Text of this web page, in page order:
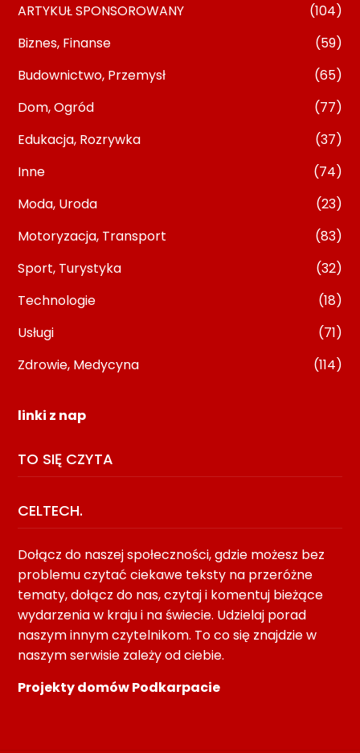
ARTYKUŁ SPONSOROWANY
(104)
Biznes, Finanse
(59)
Budownictwo, Przemysł
(65)
Dom, Ogród
(77)
Edukacja, Rozrywka
(37)
Inne
(74)
Moda, Uroda
(23)
Motoryzacja, Transport
(83)
Sport, Turystyka
(32)
Technologie
(18)
Usługi
(71)
Zdrowie, Medycyna
(114)
linki z nap
TO SIĘ CZYTA
CELTECH.
Dołącz do naszej społeczności, gdzie możesz bez
problemu czytać ciekawe teksty na przeróżne
tematy, dołącz do nas, czytaj i komentuj bieżące
wydarzenia w kraju i na świecie. Udzielaj porad
naszym innym czytelnikom. To co się znajdzie w
naszym serwisie zależy od ciebie.
Projekty domów Podkarpacie